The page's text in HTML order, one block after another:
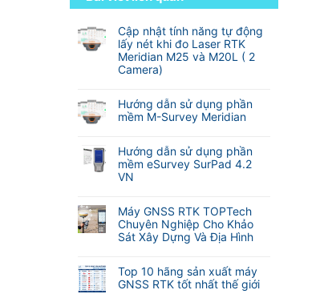
Cập nhật tính năng tự động
lấy nét khi đo Laser RTK
Meridian M25 và M20L ( 2
Camera)
có
bình
luận
Cập
nhật
tính
động
lấy
nét
đo
Laser
RTK
Hướng dẫn sử dụng phần
mềm M-Survey Meridian
có
bình
luận
ở
dẫn
sử
dụng
M-
Survey
Hướng dẫn sử dụng phần
mềm eSurvey SurPad 4.2
VN
có
bình
luận
ở
dẫn
sử
Máy GNSS RTK TOPTech
Chuyên Nghiệp Cho Khảo
Sát Xây Dựng Và Địa Hình
có
bình
Top 10 hãng sản xuất máy
GNSS RTK tốt nhất thế giới